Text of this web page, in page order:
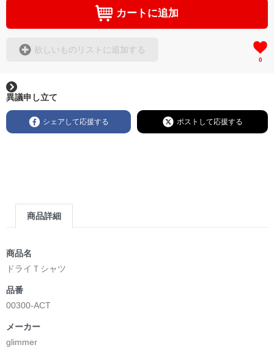
カートに追加
欲しいものリストに追加する
0
異議申し立て
シェアして応援する ポストして応援する
商品詳細
商品名
ドライＴシャツ
品番
00300-ACT
メーカー
glimmer